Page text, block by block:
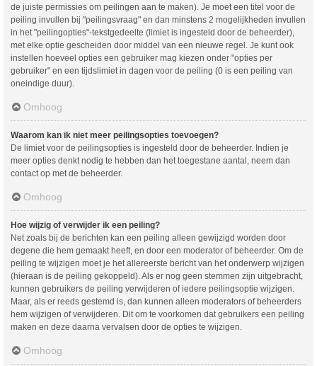
de juiste permissies om peilingen aan te maken). Je moet een titel voor de
peiling invullen bij "peilingsvraag" en dan minstens 2 mogelijkheden invullen
in het "peilingopties"-tekstgedeelte (limiet is ingesteld door de beheerder),
met elke optie gescheiden door middel van een nieuwe regel. Je kunt ook
instellen hoeveel opties een gebruiker mag kiezen onder "opties per
gebruiker" en een tijdslimiet in dagen voor de peiling (0 is een peiling van
oneindige duur).
Omhoog
Waarom kan ik niet meer peilingsopties toevoegen?
De limiet voor de peilingsopties is ingesteld door de beheerder. Indien je
meer opties denkt nodig te hebben dan het toegestane aantal, neem dan
contact op met de beheerder.
Omhoog
Hoe wijzig of verwijder ik een peiling?
Net zoals bij de berichten kan een peiling alleen gewijzigd worden door
degene die hem gemaakt heeft, en door een moderator of beheerder. Om de
peiling te wijzigen moet je het allereerste bericht van het onderwerp wijzigen
(hieraan is de peiling gekoppeld). Als er nog geen stemmen zijn uitgebracht,
kunnen gebruikers de peiling verwijderen of iedere peilingsoptie wijzigen.
Maar, als er reeds gestemd is, dan kunnen alleen moderators of beheerders
hem wijzigen of verwijderen. Dit om te voorkomen dat gebruikers een peiling
maken en deze daarna vervalsen door de opties te wijzigen.
Omhoog